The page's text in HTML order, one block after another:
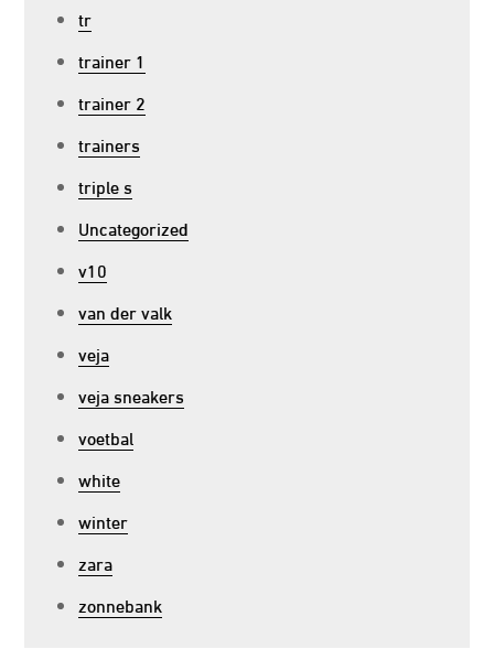
tr
trainer 1
trainer 2
trainers
triple s
Uncategorized
v10
van der valk
veja
veja sneakers
voetbal
white
winter
zara
zonnebank